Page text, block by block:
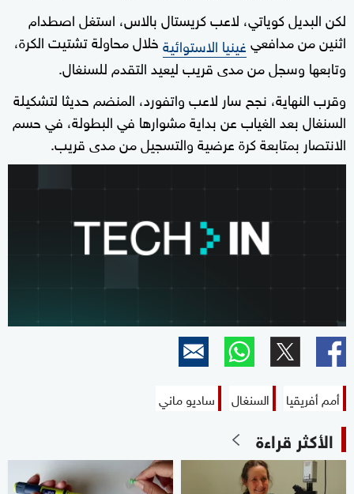
لكن البديل كوياتي، لاعب كريستال بالاس، استغل اصطدام
اثنين من مدافعيغينيا الاستوائيةخلال محاولة تشتيت الكرة،
وتابعها وسجل من مدى قريب ليعيد التقدم للسنغال.
وقرب النهاية، نجح سار لاعب واتفورد، المنضم حديثا لتشكيلة
السنغال بعد الغياب عن بداية مشوارها في البطولة، في حسم
الانتصار بمتابعة كرة عرضية والتسجيل من مدى قريب.
أمم أفريقيا السنغال ساديو ماني
الأكثر قراءة